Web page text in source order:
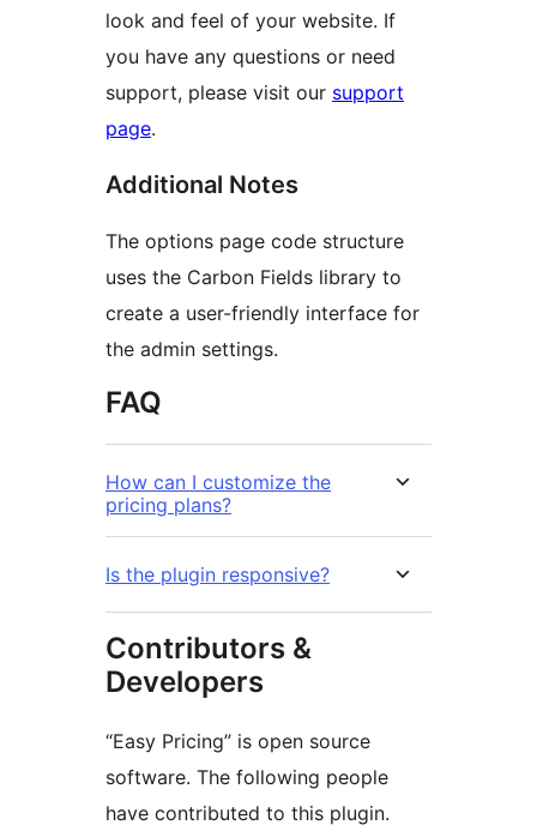
look and feel of your website. If
you have any questions or need
support, please visit our support
page.
Additional Notes
The options page code structure
uses the Carbon Fields library to
create a user-friendly interface for
the admin settings.
FAQ
How can I customize the
pricing plans?
Is the plugin responsive?
Contributors &
Developers
“Easy Pricing” is open source
software. The following people
have contributed to this plugin.